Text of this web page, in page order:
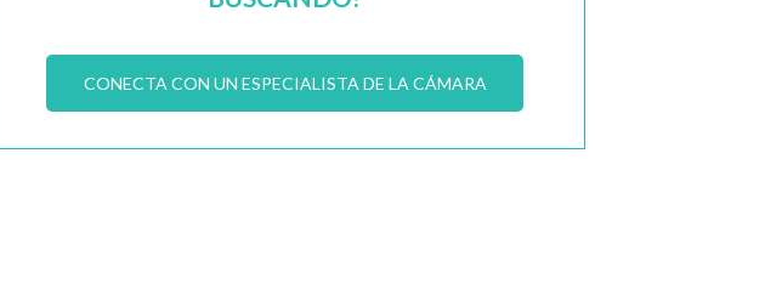
CONECTA CON UN ESPECIALISTA DE LA CÁMARA